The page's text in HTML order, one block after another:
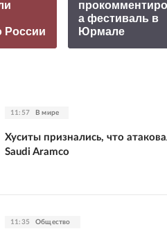
России
а фестиваль в
Юрмале
11:57 В мире
Хуситы признались, что
Saudi Aramco
11:35 Общество